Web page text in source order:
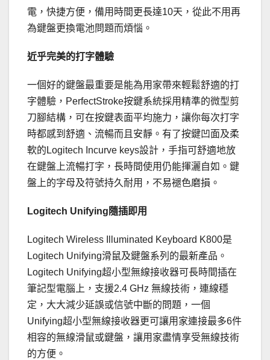
電，快捷方便，備用時間更長達10天，從此不用再
為鍵盤更換電池問題而煩惱。
近乎完美的打字體驗
一個好的鍵盤最重要是能為用家帶來輕鬆舒適的打
字體驗，PerfectStroke按鍵系統採用精準的微型剪
刀腳結構，可在按鍵表面平均施力，讓你每次打字
時都感到舒適、流暢而且安靜。有了按鍵凹面及柔
軟的Logitech Incurve keys設計，手指可舒適地放
在鍵盤上流暢打字，長時間使用仍能揮灑自如。鍵
盤上的字母及符號持久耐用，不易褪色磨損。
Logitech Unifying隨插即用
Logitech Wireless Illuminated Keyboard K800是
Logitech Unifying滑鼠及鍵盤系列的最新產品。
Logitech Unifying超小型無線接收器可長時間插在
筆記型電腦上，支援2.4 GHz 無線技術，連線穩
定，大大減少延誤或信號中斷的問題，一個
Unifying超小型無線接收器更可讓用家連接最多6件
相容的無線滑鼠或鍵盤，讓用家盡情享受無線技術
的方便。